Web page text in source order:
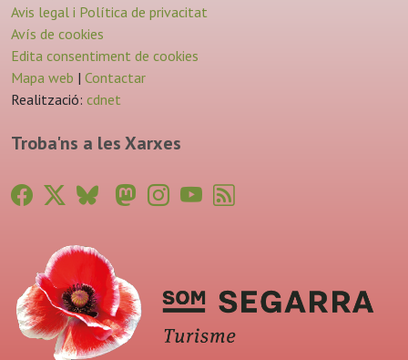
Avis legal i Política de privacitat
Avís de cookies
Edita consentiment de cookies
Mapa web | Contactar
Realització: cdnet
Troba'ns a les Xarxes